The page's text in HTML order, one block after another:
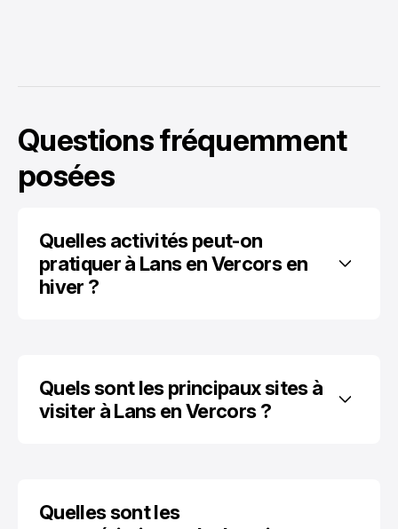
Questions fréquemment
posées
Quelles activités peut-on
pratiquer à Lans en Vercors en
hiver ?
Quels sont les principaux sites à
visiter à Lans en Vercors ?
Quelles sont les